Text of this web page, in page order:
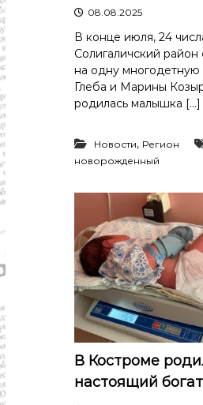
о
л
и
к
э
н
м
и
к
а
к
у
л
ь
у
р
08.08.2025
В конце июля, 24
Солигаличский район
на одну
Глеба и Марины
родилась малышка […]
Новости, Регион
новорожденный
В Костроме
настоящий